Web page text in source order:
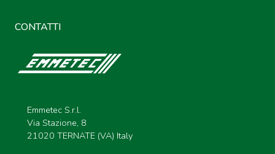
CONTATTI
Emmetec S.r.l.
Via Stazione, 8
21020 TERNATE (VA) Italy